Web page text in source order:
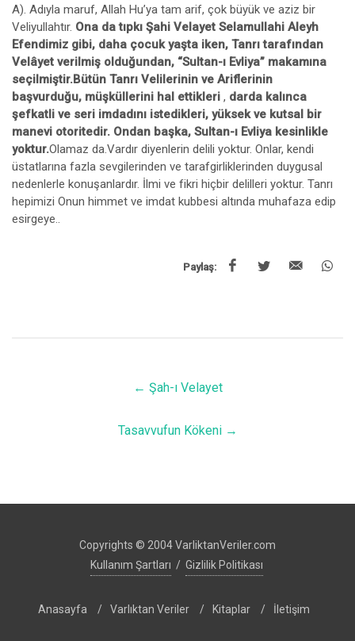
A). Adıyla maruf, Allah Hu’ya tam arif, çok büyük ve aziz bir
Veliyullahtır. Ona da tıpkı Şahi Velayet Selamullahi Aleyh
Efendimiz gibi, daha çocuk yaşta iken, Tanrı tarafından
Velâyet verilmiş olduğundan, “Sultan-ı Evliya” makamına
seçilmiştir.Bütün Tanrı Velilerinin ve Ariflerinin
başvurduğu, müşküllerini hal ettikleri , darda kalınca
şefkatli ve seri imdadını istedikleri, yüksek ve kutsal bir
manevi otoritedir. Ondan başka, Sultan-ı Evliya kesinlikle
yoktur.Olamaz da.Vardır diyenlerin delili yoktur. Onlar, kendi
üstatlarına fazla sevgilerinden ve tarafgirliklerinden duygusal
nedenlerle konuşanlardır. İlmi ve fikri hiçbir delilleri yoktur. Tanrı
hepimizi Onun himmet ve imdat kubbesi altında muhafaza edip
esirgeye..
Paylaş:
← Şah-ı Velayet
Tasavvufun Kökeni→
Copyrights © 2004 VarliktanVeriler.com
Kullanım Şartları / Gizlilik Politikası
Anasayfa / Varlıktan Veriler / Kitaplar / İletişim